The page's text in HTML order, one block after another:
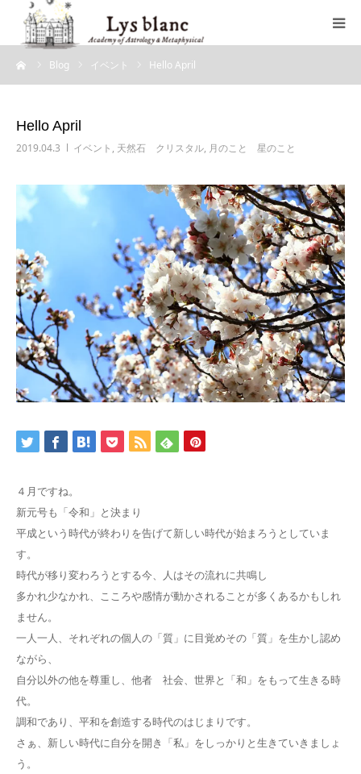
Blog イベント Hello April
Hello April
2019.04.3 イベント , 天然石 クリスタル, 月のこと 星のこと
４月ですね。
新元号も「令和」と決まり
平成という時代が終わりを告げて新しい時代が始まろうとしていま
す。
時代が移り変わろうとする今、人はその流れに共鳴し
多かれ少なかれ、こころや感情が動かされることが多くあるかもしれ
ません。
一人一人、それぞれの個人の「質」に目覚めその「質」を生かし認め
ながら、
自分以外の他を尊重し、他者 社会、世界と「和」をもって生きる時
代。
調和であり、平和を創造する時代のはじまりです。
さぁ、新しい時代に自分を開き「私」をしっかりと生きていきましょ
う。
プロフィール
店舗案内
お問い合わせ